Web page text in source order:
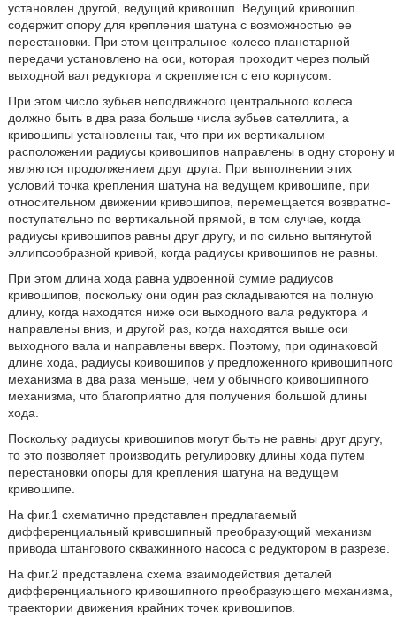
установлен другой, ведущий кривошип. Ведущий кривошип
содержит опору для крепления шатуна с возможностью ее
перестановки. При этом центральное колесо планетарной
передачи установлено на оси, которая проходит через полый
выходной вал редуктора и скрепляется с его корпусом.
При этом число зубьев неподвижного центрального колеса
должно быть в два раза больше числа зубьев сателлита, а
кривошипы установлены так, что при их вертикальном
расположении радиусы кривошипов направлены в одну сторону и
являются продолжением друг друга. При выполнении этих
условий точка крепления шатуна на ведущем кривошипе, при
относительном движении кривошипов, перемещается возвратно-
поступательно по вертикальной прямой, в том случае, когда
радиусы кривошипов равны друг другу, и по сильно вытянутой
эллипсообразной кривой, когда радиусы кривошипов не равны.
При этом длина хода равна удвоенной сумме радиусов
кривошипов, поскольку они один раз складываются на полную
длину, когда находятся ниже оси выходного вала редуктора и
направлены вниз, и другой раз, когда находятся выше оси
выходного вала и направлены вверх. Поэтому, при одинаковой
длине хода, радиусы кривошипов у предложенного кривошипного
механизма в два раза меньше, чем у обычного кривошипного
механизма, что благоприятно для получения большой длины
хода.
Поскольку радиусы кривошипов могут быть не равны друг другу,
то это позволяет производить регулировку длины хода путем
перестановки опоры для крепления шатуна на ведущем
кривошипе.
На фиг.1 схематично представлен предлагаемый
дифференциальный кривошипный преобразующий механизм
привода штангового скважинного насоса с редуктором в разрезе.
На фиг.2 представлена схема взаимодействия деталей
дифференциального кривошипного преобразующего механизма,
траектории движения крайних точек кривошипов.